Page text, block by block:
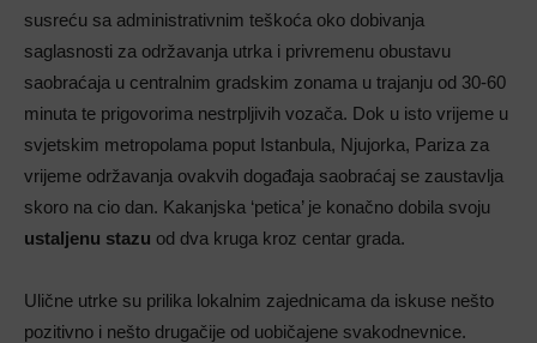
susreću sa administrativnim teškoća oko dobivanja
saglasnosti za održavanja utrka i privremenu obustavu
saobraćaja u centralnim gradskim zonama u trajanju od 30-60
minuta te prigovorima nestrpljivih vozača. Dok u isto vrijeme u
svjetskim metropolama poput Istanbula, Njujorka, Pariza za
vrijeme održavanja ovakvih događaja saobraćaj se zaustavlja
skoro na cio dan. Kakanjska ‘petica’ je konačno dobila svoju
ustaljenu stazu od dva kruga kroz centar grada.
Ulične utrke su prilika lokalnim zajednicama da iskuse nešto
pozitivno i nešto drugačije od uobičajene svakodnevnice.